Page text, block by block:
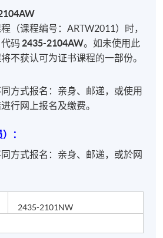
（课程编号：ARTW2011）时，
码 2435-2104AW。如未使用此
不获认可为证书课程的一部份。
方式报名：亲身、邮递，或使用
行网上报名及缴费。
：
方式报名：亲身、邮递，或於网
2435-2101NW